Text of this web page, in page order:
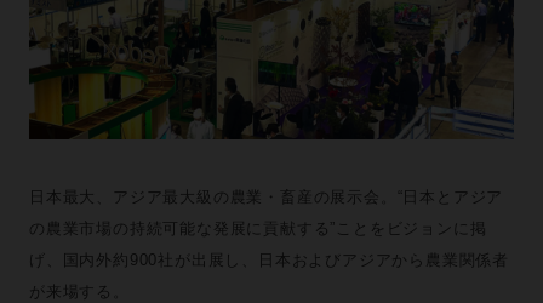
日本最大、アジア最大級の農業・畜産の展示会。“日本とアジア
の農業市場の持続可能な発展に貢献する”ことをビジョンに掲
げ、国内外約900社が出展し、日本およびアジアから農業関係者
が来場する。